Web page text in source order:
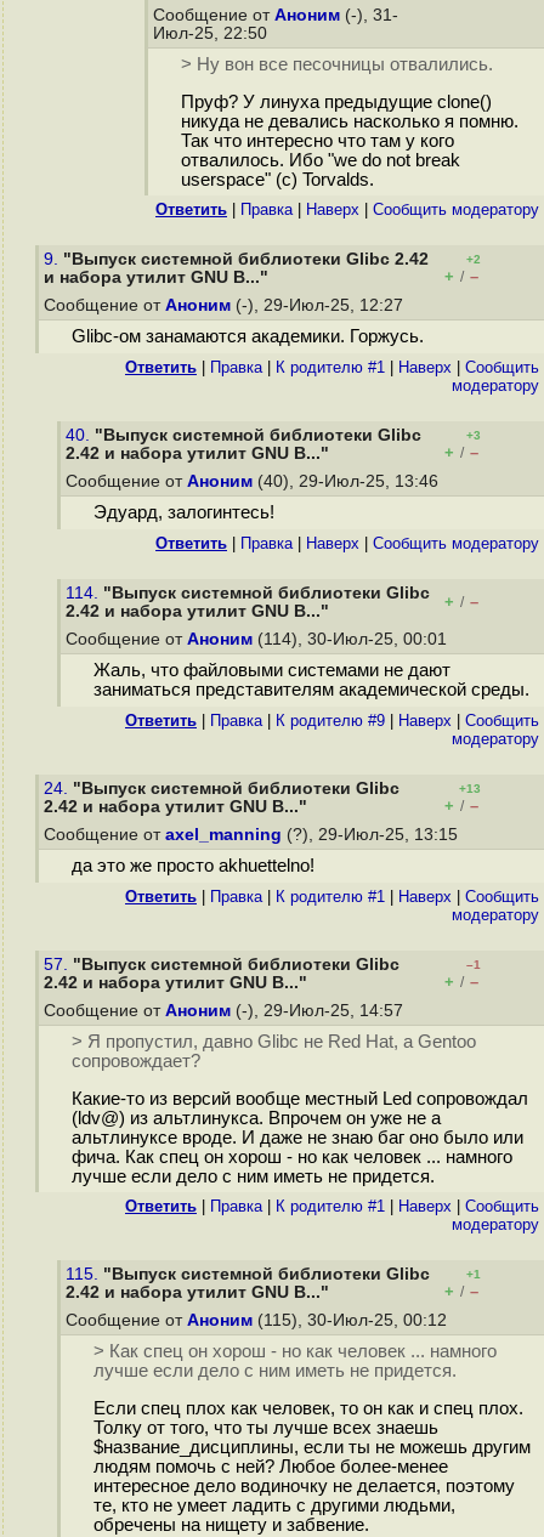
Сообщение от Аноним (-), 31-
Июл-25, 22:50
> Ну вон все песочницы отвалились.
Пруф? У линуха предыдущие clone()
никуда не девались насколько я помню.
Так что интересно что там у кого
отвалилось. Ибо "we do not break
userspace" (c) Torvalds.
Ответить Правка| Наверх Cообщить модератору
9. "Выпуск системной библиотеки Glibc 2.42
и набора утилит GNU B..."
+2
+ / –
Сообщение от Аноним (-), 29-Июл-25, 12:27
Glibc-ом занамаются академики. Горжусь.
Ответить Правка| К родителю #1 Наверх
Cообщить
модератору
40. "Выпуск системной библиотеки Glibc
2.42 и набора утилит GNU B..."
+3
+ / –
Сообщение от Аноним (40), 29-Июл-25, 13:46
Эдуард, залогинтесь!
Ответить Правка| Наверх Cообщить модератору
114. "Выпуск системной библиотеки Glibc
2.42 и набора утилит GNU B..."
+ / –
Сообщение от Аноним (114), 30-Июл-25, 00:01
Жаль, что файловыми системами не дают
заниматься представителям академической среды.
Ответить Правка| К родителю #9 Наверх
Cообщить
модератору
24. "Выпуск системной библиотеки Glibc
2.42 и набора утилит GNU B..."
+13
+ / –
Сообщение от axel_manning (?), 29-Июл-25, 13:15
да это же просто akhuettelno!
Ответить Правка| К родителю #1 Наверх
Cообщить
модератору
57. "Выпуск системной библиотеки Glibc
2.42 и набора утилит GNU B..."
–1
+ / –
Сообщение от Аноним (-), 29-Июл-25, 14:57
> Я пропустил, давно Glibc не Red Hat, а Gentoo
сопровождает?
Какие-то из версий вообще местный Led сопровождал
(ldv@) из альтлинукса. Впрочем он уже не а
альтлинуксе вроде. И даже не знаю баг оно было или
фича. Как спец он хорош - но как человек ... намного
лучше если дело с ним иметь не придется.
Ответить Правка| К родителю #1 Наверх
Cообщить
модератору
115. "Выпуск системной библиотеки Glibc
2.42 и набора утилит GNU B..."
+1
+ / –
Сообщение от Аноним (115), 30-Июл-25, 00:12
> Как спец он хорош - но как человек ... намного
лучше если дело с ним иметь не придется.
Если спец плох как человек, то он как и спец плох.
Толку от того, что ты лучше всех знаешь
$название_дисциплины, если ты не можешь другим
людям помочь с ней? Любое более-менее
интересное дело водиночку не делается, поэтому
те, кто не умеет ладить с другими людьми,
обречены на нищету и забвение.